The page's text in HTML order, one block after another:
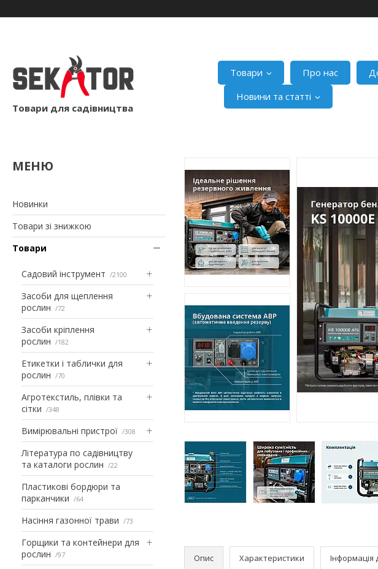
Товари для садівництва
Товари Про нас
Новини та статті
Новинки
Товари зі знижкою
Товари
Садовий інструмент 2100
Засоби для щеплення
рослин
72
Засоби кріплення
рослин
182
Етикетки і таблички для
рослин
70
Агротекстиль, плівки та
сітки
348
Вимірювальні пристрої 308
Література по садівництву
та каталоги рослин
22
Пластикові бордюри та
парканчики
64
Насіння газонної трави 73
Горщики та контейнери для
рослин
97 Опис Характеристики Інформація